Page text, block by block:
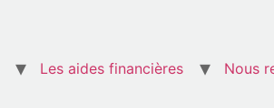
Les aides financières Nous